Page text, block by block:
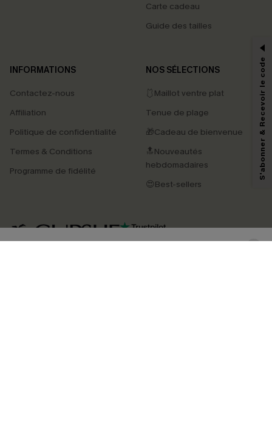
Carte cadeau
Guide des tailles
INFORMATIONS
Contactez-nous
Affiliation
Politique de confidentialité
Termes & Conditions
Programme de fidélité
NOS SÉLECTIONS
🩱Maillot ventre plat
Tenue de plage
🎁Cadeau de bienvenue
🔝Nouveautés
hebdomadaires
😍Best-sellers
4.4
PROFITEZ DE -15%
marketing (y compris du contenu généré par l'IA) de Cupshe et
pouvons utiliser les données collectées sur notre site ainsi que des
savoir si ceux-ci ont été ouverts, de mesurer votre engagement, de
personnaliser nos contenus et nos offres, et de vous recommander des
produits susceptibles de vous intéresser, conformément à notre
Politique de
. Vous pouvez vous désabonner à tout moment.
S'abonner & Recevoir le code